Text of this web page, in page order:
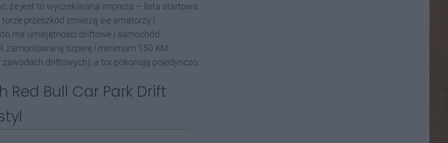
że jest to wyczekiwana impreza – lista startowa
przeszkód zmierzą się amatorzy i
ma umiejętności driftowe i samochód
zamontowaną szperę i minimum 150 KM.
driftowych), a tor pokonują pojedynczo.
Bull Car Park Drift